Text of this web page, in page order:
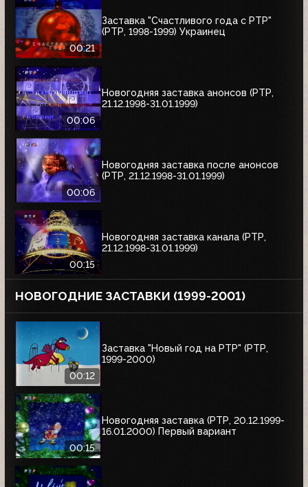
00:21
Заставка "Счастливого года с РТР"
(РТР, 1998-1999) Украинец
00:06
Новогодняя заставка анонсов (РТР,
21.12.1998-31.01.1999)
00:06
Новогодняя заставка после анонсов
(РТР, 21.12.1998-31.01.1999)
00:15
Новогодняя заставка канала (РТР,
21.12.1998-31.01.1999)
НОВОГОДНИЕ ЗАСТАВКИ (1999-2001)
00:12
Заставка "Новый год на РТР" (РТР,
1999-2000)
00:15
Новогодняя заставка (РТР, 20.12.1999-
16.01.2000) Первый вариант